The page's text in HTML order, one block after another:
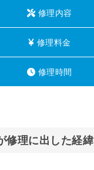
修理内容
修理料金
修理時間
修理に出した経緯